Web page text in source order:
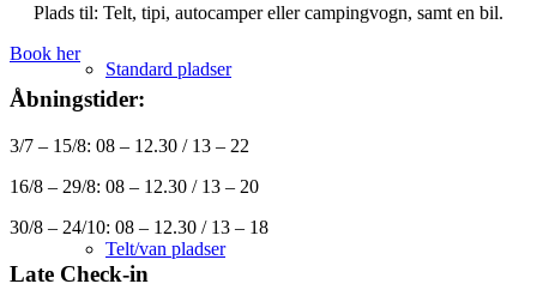
Standard pladser
Telt/van pladser
Plads til: Telt, tipi, autocamper eller campingvogn, samt en bil.
Book her
Åbningstider:
3/7 – 15/8: 08 – 12.30 / 13 – 22
16/8 – 29/8: 08 – 12.30 / 13 – 20
30/8 – 24/10: 08 – 12.30 / 13 – 18
Late Check-in